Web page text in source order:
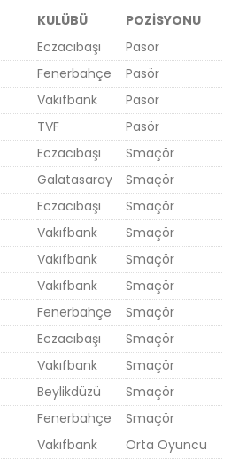
KULÜBÜ
POZİSYONU
Eczacıbaşı
Pasör
Fenerbahçe
Pasör
Vakıfbank
Pasör
TVF
Pasör
Eczacıbaşı
Smaçör
Galatasaray
Smaçör
Eczacıbaşı
Smaçör
Vakıfbank
Smaçör
Vakıfbank
Smaçör
Vakıfbank
Smaçör
Fenerbahçe
Smaçör
Eczacıbaşı
Smaçör
Vakıfbank
Smaçör
Beylikdüzü
Smaçör
Fenerbahçe
Smaçör
Vakıfbank
Orta Oyuncu